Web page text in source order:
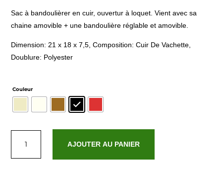
Sac à bandoulièrer en cuir, ouvertur à loquet. Vient avec sa
chaine amovible + une bandoulière réglable et amovible.
Dimension: 21 x 18 x 7,5, Composition: Cuir De Vachette,
Doublure: Polyester
Couleur
AJOUTER AU PANIER